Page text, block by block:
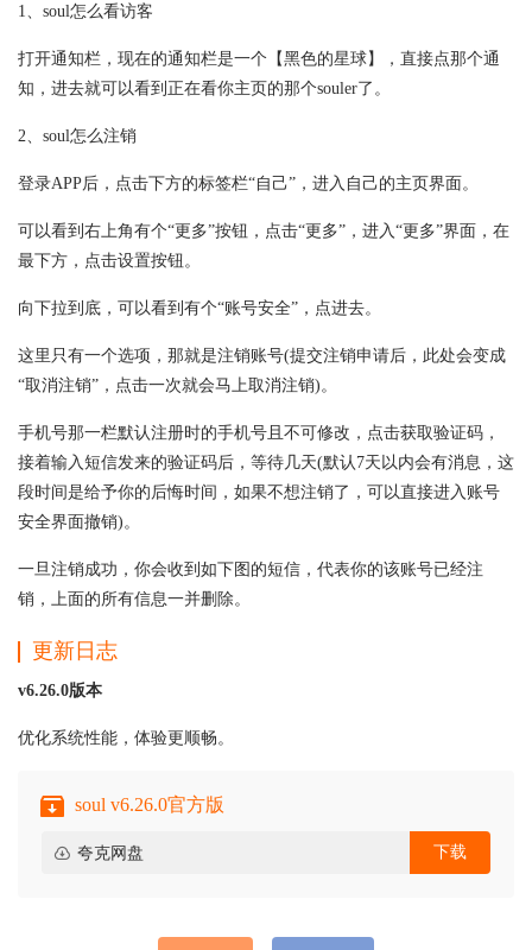
1、soul怎么看访客
打开通知栏，现在的通知栏是一个【黑色的星球】，直接点那个通
知，进去就可以看到正在看你主页的那个souler了。
2、soul怎么注销
登录APP后，点击下方的标签栏“自己”，进入自己的主页界面。
可以看到右上角有个“更多”按钮，点击“更多”，进入“更多”界面，在
最下方，点击设置按钮。
向下拉到底，可以看到有个“账号安全”，点进去。
这里只有一个选项，那就是注销账号(提交注销申请后，此处会变成
“取消注销”，点击一次就会马上取消注销)。
手机号那一栏默认注册时的手机号且不可修改，点击获取验证码，
接着输入短信发来的验证码后，等待几天(默认7天以内会有消息，这
段时间是给予你的后悔时间，如果不想注销了，可以直接进入账号
安全界面撤销)。
一旦注销成功，你会收到如下图的短信，代表你的该账号已经注
销，上面的所有信息一并删除。
更新日志
v6.26.0版本
优化系统性能，体验更顺畅。
soul v6.26.0官方版
夸克网盘 下载